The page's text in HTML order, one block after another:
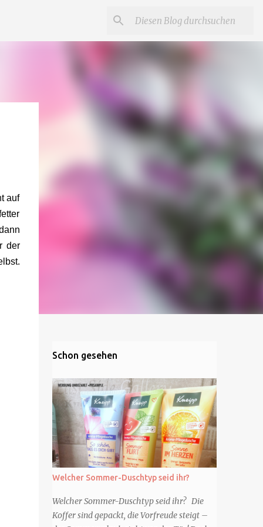
auf
der
Schon gesehen
Welcher Sommer-Duschtyp seid ihr?
Welcher Sommer-Duschtyp seid ihr? Die
Koffer sind gepackt, die Vorfreude steigt –